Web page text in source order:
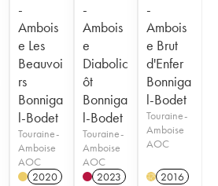
-
Ambois
e Les
Beauvoi
rs
Bonniga
l-Bodet
Touraine-
Amboise
AOC
2020
-
Ambois
e
Diabolic
ôt
Bonniga
l-Bodet
Touraine-
Amboise
AOC
2023
-
Ambois
e Brut
d'Enfer
Bonniga
l-Bodet
Touraine-
Amboise
AOC
H 2016